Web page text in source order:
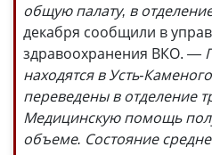
общую палату, в
декабря сообщили в
здравоохранения ВКО. —
находятся в Усть-
переведены в отделение
Медицинскую помощь
объеме. Состояние